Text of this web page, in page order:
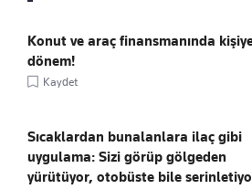
Konut ve araç finansmanında
dönem!
Kaydet
Sıcaklardan bunalanlara ilaç gibi
uygulama: Sizi görüp gölgeden
yürütüyor, otobüste bile